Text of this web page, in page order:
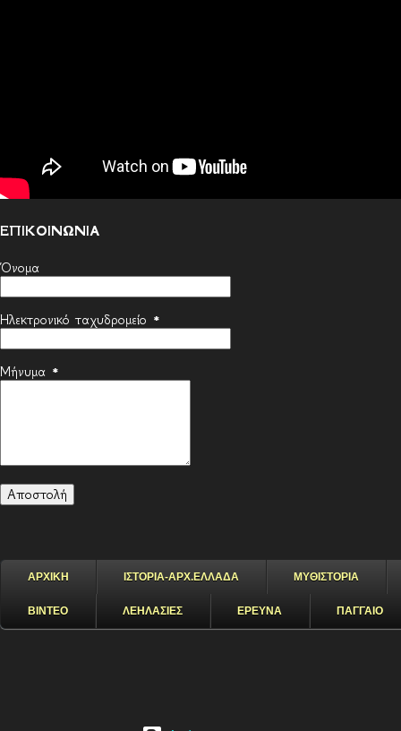
ΕΠΙΚΟΙΝΩΝΙΑ
Όνομα
Ηλεκτρονικό ταχυδρομείο *
Μήνυμα *
ΑΡΧΙΚΗ ΙΣΤΟΡΙΑ-ΑΡΧ.ΕΛΛΑΔΑ ΜΥΘΙΣΤΟΡΙΑ
ΒΙΝΤΕΟ ΛΕΗΛΑΣΙΕΣ ΕΡΕΥΝΑ ΠΑΓΓΑΙΟ